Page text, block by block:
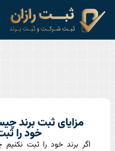
مزایای ثبت برند
خود را
اگر برند خود را ثبت